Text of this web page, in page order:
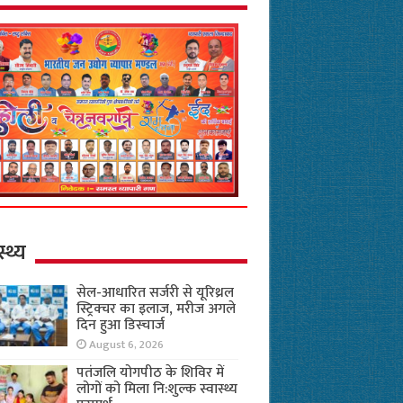
सेल-आधारित सर्जरी से यूरिथ्रल
स्ट्रिक्चर का इलाज, मरीज अगले
दिन हुआ डिस्चार्ज
August 6, 2026
पतंजलि योगपीठ के शिविर में
लोगों को मिला नि:शुल्क स्वास्थ्य